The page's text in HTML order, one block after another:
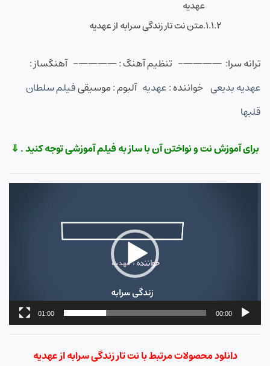
عهدیه
متن نت تار زندگی سرابه از عهدیه
ترانه سرا: ————- تنظیم آهنگ : ————- آهنگساز :
عهدیه بدیعی خواننده :عهدیه آلبوم : موسیقیفیلم سلطان
قلبها
برای آموزش نت و نواختن آن با ساز به فیلم آموزشی توجه کنید . ⇓
00:00
01:00
دانلود محصولات مرتبط با نت تار زندگی سرابه از عهدیه